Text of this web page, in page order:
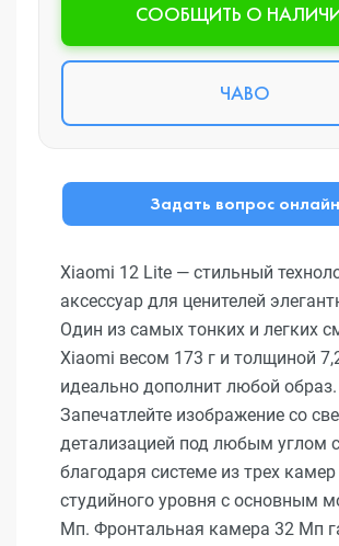
CООБЩИТЬ О
ЧАВО
Задать вопрос онлайн
Xiaomi 12 Lite — стильный
аксессуар для ценителей
Один из самых тонких и легких
Xiaomi весом 173 г и толщиной
идеально дополнит любой образ.
Запечатлейте изображение со
детализацией под любым углом
благодаря системе из трех камер
студийного уровня с основным
Мп. Фронтальная камера 32 Мп